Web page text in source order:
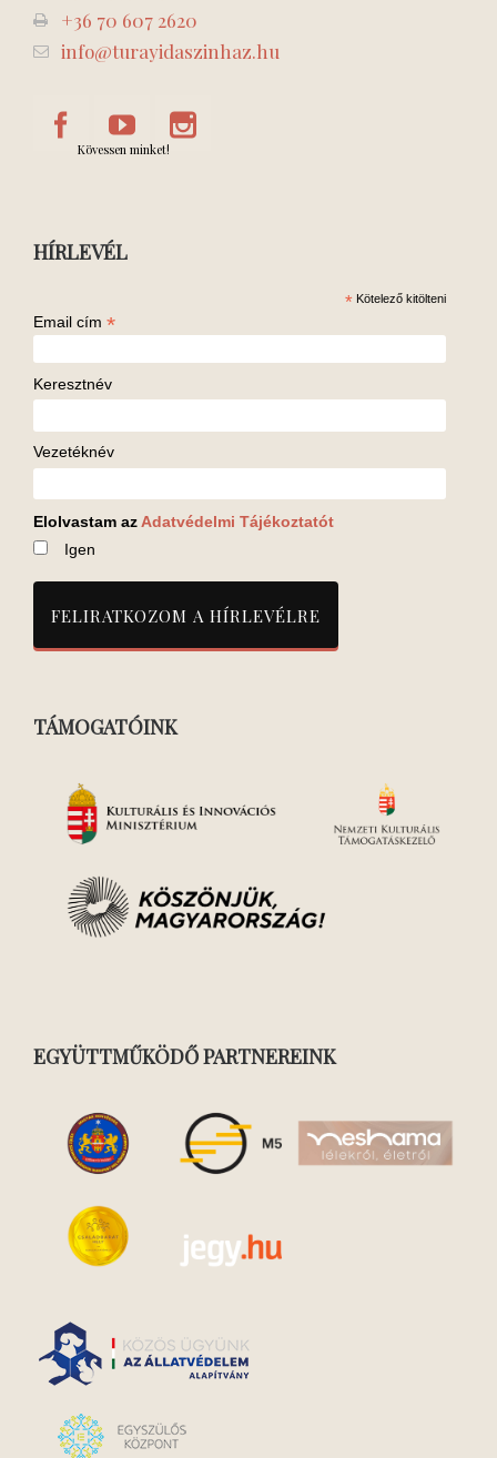
+36 70 607 2620
info@turayidaszinhaz.hu
Kövessen minket!
HÍRLEVÉL
* Kötelező kitölteni
Email cím *
Keresztnév
Vezetéknév
Elolvastam az Adatvédelmi Tájékoztatót
Igen
TÁMOGATÓINK
EGYÜTTMŰKÖDŐ PARTNEREINK